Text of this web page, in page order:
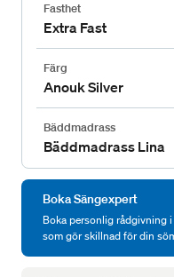
Fasthet
Extra Fast
Färg
Anouk Silver
Bäddmadrass
Bäddmadrass Lina
Boka Sängexpert
Boka personlig rådgivning
som gör skillnad för din